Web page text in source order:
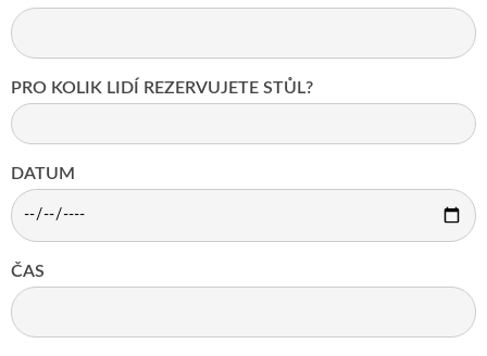
PRO KOLIK LIDÍ REZERVUJETE STŮL?
DATUM
ČAS